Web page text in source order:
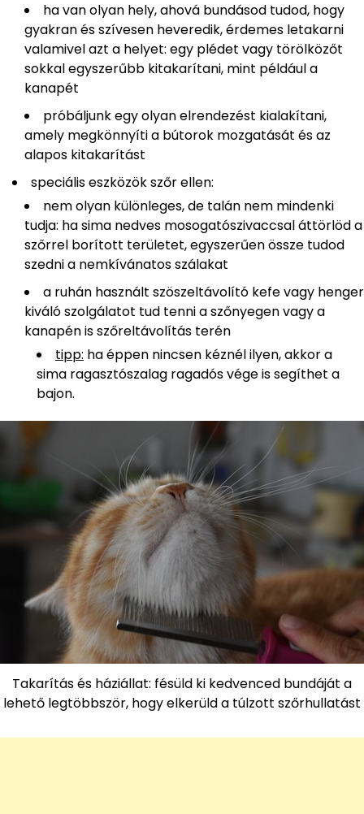
ha van olyan hely, ahová bundásod tudod, hogy
gyakran és szívesen heveredik, érdemes letakarni
valamivel azt a helyet: egy plédet vagy törölközőt
sokkal egyszerűbb kitakarítani, mint például a
kanapét
próbáljunk egy olyan elrendezést kialakítani,
amely megkönnyíti a bútorok mozgatását és az
alapos kitakarítást
speciális eszközök szőr ellen:
nem olyan különleges, de talán nem mindenki
tudja: ha sima nedves mosogatószivaccsal áttörlöd a
szőrrel borított területet, egyszerűen össze tudod
szedni a nemkívánatos szálakat
a ruhán használt szöszeltávolító kefe vagy henger
kiváló szolgálatot tud tenni a szőnyegen vagy a
kanapén is szőreltávolítás terén
tipp: ha éppen nincsen kéznél ilyen, akkor a
sima ragasztószalag ragadós vége is segíthet a
bajon.
Takarítás és háziállat: fésüld ki kedvenced bundáját a
lehető legtöbbször, hogy elkerüld a túlzott szőrhullatást